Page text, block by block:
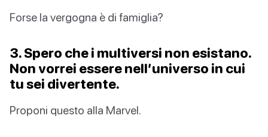
Forse la vergogna è di famiglia?
3. Spero che i multiversi non esistano.
Non vorrei essere nell’universo in cui
tu sei divertente.
Proponi questo alla Marvel.